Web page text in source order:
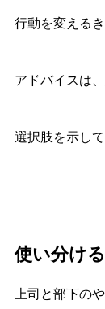
行動を変える
アドバイスは
選択肢を示し
使い分け
上司と部下の